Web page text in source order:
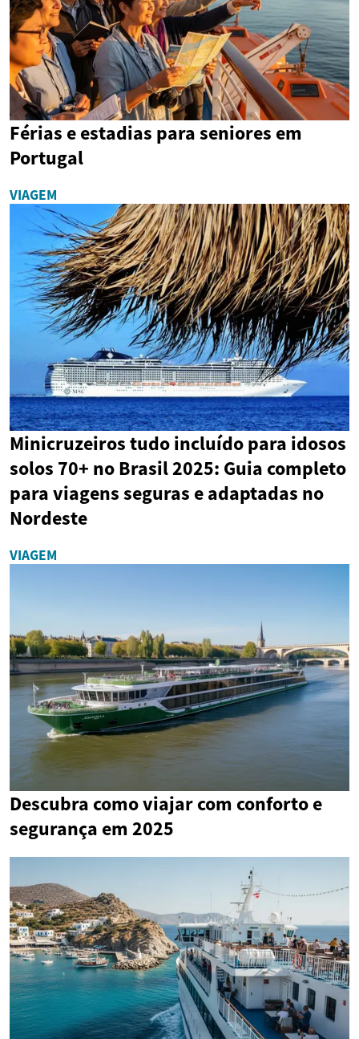
Férias e estadias para seniores em
Portugal
VIAGEM
Minicruzeiros tudo incluído para idosos
solos 70+ no Brasil 2025: Guia completo
para viagens seguras e adaptadas no
Nordeste
VIAGEM
Descubra como viajar com conforto e
segurança em 2025